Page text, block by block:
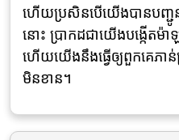
ហើយប្រសិនបើយើងបានបញ្ជូន
នោះ ប្រាកដជាយើងបង្កើតម៉
ហើយយើងនឹងធ្វើឲ្យពួកគេភ
មិនខាន។